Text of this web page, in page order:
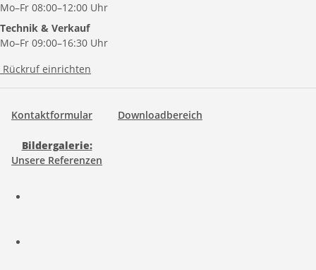
Mo–Fr 08:00–12:00 Uhr
Technik & Verkauf
Mo–Fr 09:00–16:30 Uhr
Rückruf einrichten
Kontaktformular Downloadbereich
Bildergalerie:
Unsere Referenzen